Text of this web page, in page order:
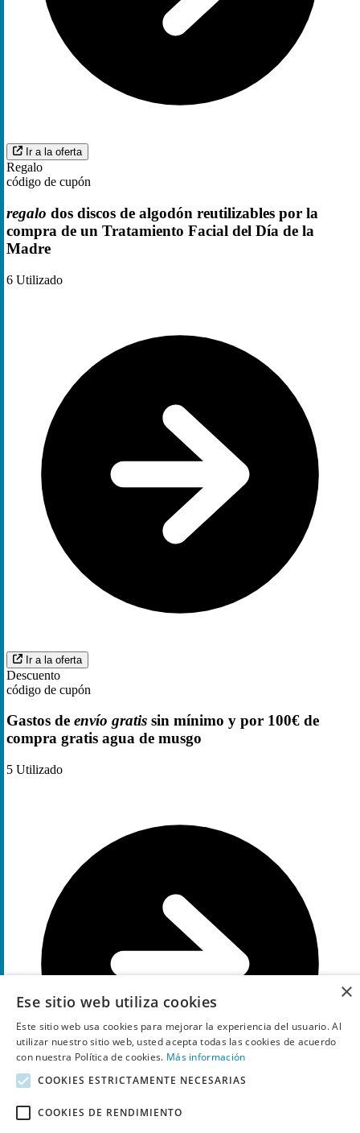
Ir a la oferta
Regalo
código de cupón
regalo dos discos de algodón reutilizables por la
compra de un Tratamiento Facial del Día de la
Madre
6 Utilizado
Ir a la oferta
Descuento
código de cupón
Gastos de envío gratis sin mínimo y por 100€ de
compra gratis agua de musgo
5 Utilizado
×
Ese sitio web utiliza cookies
Este sitio web usa cookies para mejorar la experiencia del usuario. Al
utilizar nuestro sitio web, usted acepta todas las cookies de acuerdo
con nuestra Política de cookies. Más información
COOKIES ESTRICTAMENTE NECESARIAS
COOKIES DE RENDIMIENTO